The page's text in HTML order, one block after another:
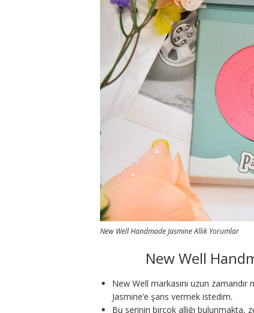
New Well Handmade Jasmine Allık Yorumlar
New Well
New Well markasını uzun
Jasmine’e şans vermek istedim.
Bu serinin birçok allığı bulunmakta,